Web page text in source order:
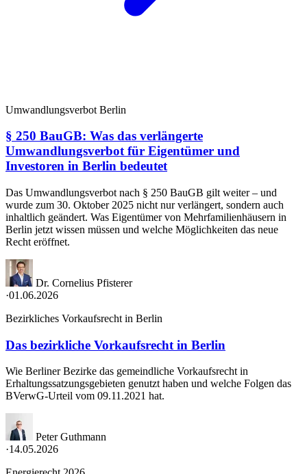
Umwandlungsverbot Berlin
§ 250 BauGB: Was das verlängerte
Umwandlungsverbot für Eigentümer und
Investoren in Berlin bedeutet
Das Umwandlungsverbot nach § 250 BauGB gilt weiter – und
wurde zum 30. Oktober 2025 nicht nur verlängert, sondern auch
inhaltlich geändert. Was Eigentümer von Mehrfamilienhäusern in
Berlin jetzt wissen müssen und welche Möglichkeiten das neue
Recht eröffnet.
Dr. Cornelius Pfisterer
·01.06.2026
Bezirkliches Vorkaufsrecht in Berlin
Das bezirkliche Vorkaufsrecht in Berlin
Wie Berliner Bezirke das gemeindliche Vorkaufsrecht in
Erhaltungssatzungsgebieten genutzt haben und welche Folgen das
BVerwG-Urteil vom 09.11.2021 hat.
Peter Guthmann
·14.05.2026